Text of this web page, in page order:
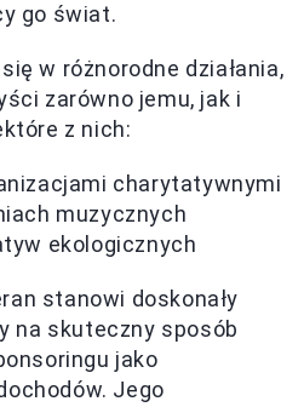
go świat.
w różnorodne działania,
zarówno jemu, jak i
z nich:
charytatywnymi
muzycznych
ekologicznych
stanowi doskonały
na skuteczny sposób
jako
Jego